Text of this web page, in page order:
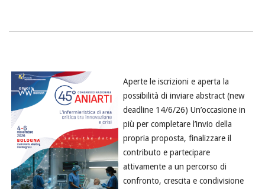
Aniarti
Aperte le iscrizioni e aperta la
possibilità di inviare abstract (new
deadline 14/6/26) Un’occasione in
più per completare l’invio della
propria proposta, finalizzare il
contributo e partecipare
attivamente a un percorso di
confronto, crescita e condivisione